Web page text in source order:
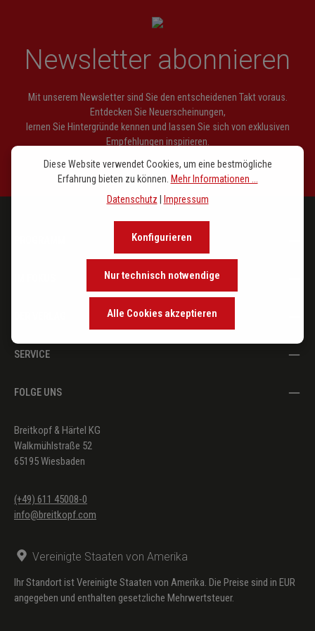
Newsletter abonnieren
Mit unserem Newsletter sind Sie den entscheidenen Takt voraus.
Entdecken Sie Neuerscheinungen,
lernen Sie Hintergründe kennen und lassen Sie sich von exklusiven
Empfehlungen inspirieren.
SERVICE
FOLGE UNS
Breitkopf & Härtel KG
Walkmühlstraße 52
65195 Wiesbaden
(+49) 611 45008-0
info@breitkopf.com
Vereinigte Staaten von Amerika
Ihr Standort ist Vereinigte Staaten von Amerika. Die Preise sind in EUR
angegeben und enthalten gesetzliche Mehrwertsteuer.
Diese Website verwendet Cookies, um eine bestmögliche
Erfahrung bieten zu können. Mehr Informationen ...
Datenschutz
Impressum
Nur technisch notwendige
Konfigurieren
Alle Cookies akzeptieren